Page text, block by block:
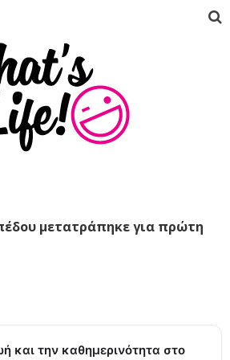
μετατράπηκε για πρώτη
και την καθημερινότητα στο